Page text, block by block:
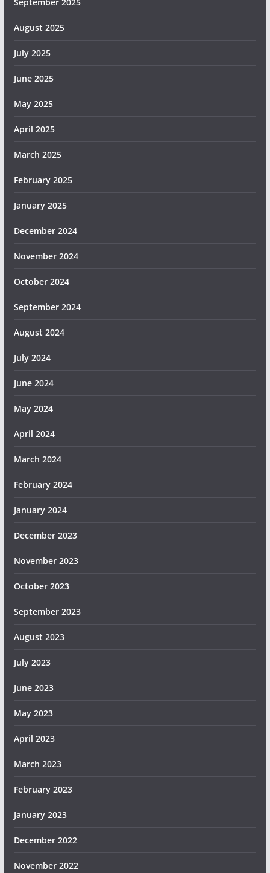
August 2025
July 2025
June 2025
May 2025
April 2025
March 2025
February 2025
January 2025
December 2024
November 2024
October 2024
September 2024
August 2024
July 2024
June 2024
May 2024
April 2024
March 2024
February 2024
January 2024
December 2023
November 2023
October 2023
September 2023
August 2023
July 2023
June 2023
May 2023
April 2023
March 2023
February 2023
January 2023
December 2022
November 2022